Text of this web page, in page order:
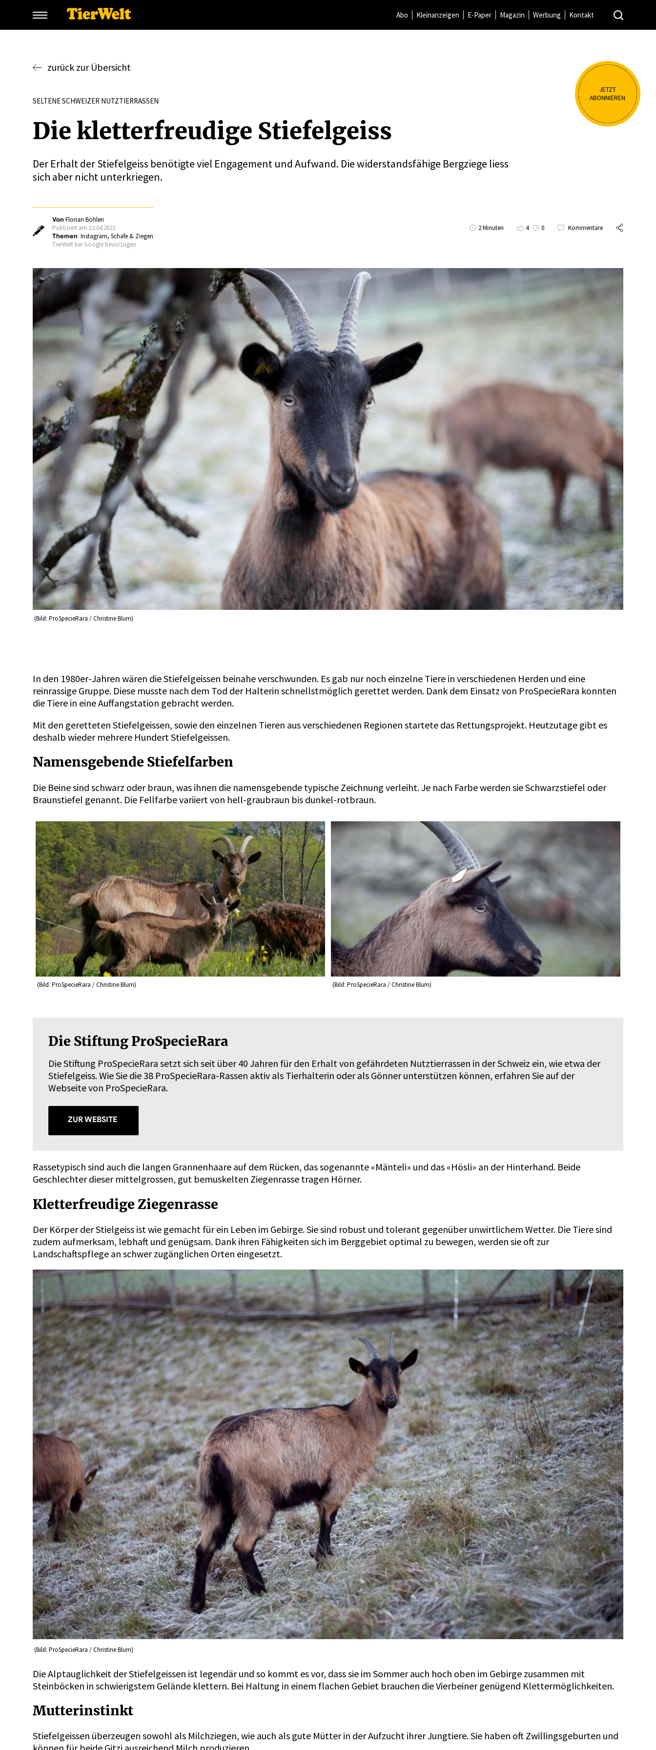
Abo Kleinanzeigen E-Paper Magazin Werbung Kontakt
JETZT
ABONNIEREN
zurück zur Übersicht
SELTENE SCHWEIZER NUTZTIERRASSEN
Die kletter­freudige Stiefel­geiss
Der Erhalt der Stiefelgeiss benötigte viel Engagement und Aufwand. Die widerstandsfähige Bergziege liess
sich aber nicht unterkriegen.
VonFlorian Böhlen
Publiziert am 13.04.2023
Themen Instagram,Schafe & Ziegen
TierWelt bei Google bevorzugen
2 Minuten 4 0 Kommentare
(Bild: ProSpecieRara / Christine Blum)
In den 1980er-Jahren wären die Stiefelgeissen beinahe verschwunden. Es gab nur noch einzelne Tiere in verschiedenen Herden und eine
reinrassige Gruppe. Diese musste nach dem Tod der Halterin schnellstmöglich gerettet werden. Dank dem Einsatz von ProSpecieRara konnten
die Tiere in eine Auffangstation gebracht werden.
Mit den geretteten Stiefelgeissen, sowie den einzelnen Tieren aus verschiedenen Regionen startete das Rettungsprojekt. Heutzutage gibt es
deshalb wieder mehrere Hundert Stiefelgeissen.
Namensgebende Stiefelfarben
Die Beine sind schwarz oder braun, was ihnen die namensgebende typische Zeichnung verleiht. Je nach Farbe werden sie Schwarzstiefel oder
Braunstiefel genannt. Die Fellfarbe variiert von hell-graubraun bis dunkel-rotbraun.
(Bild: ProSpecieRara / Christine Blum) (Bild: ProSpecieRara / Christine Blum)
Die Stiftung ProSpecieRara
Die Stiftung ProSpecieRara setzt sich seit über 40 Jahren für den Erhalt von gefährdeten Nutztierrassen in der Schweiz ein, wie etwa der
Stiefelgeiss. Wie Sie die 38 ProSpecieRara-Rassen aktiv als Tierhalterin oder als Gönner unterstützen können, erfahren Sie auf der
Webseite von ProSpecieRara.
ZUR WEBSITE
Rassetypisch sind auch die langen Grannenhaare auf dem Rücken, das sogenannte «Mänteli» und das «Hösli» an der Hinterhand. Beide
Geschlechter dieser mittelgrossen, gut bemuskelten Ziegenrasse tragen Hörner.
Kletterfreudige Ziegenrasse
Der Körper der Stielgeiss ist wie gemacht für ein Leben im Gebirge. Sie sind robust und tolerant gegenüber unwirtlichem Wetter. Die Tiere sind
zudem aufmerksam, lebhaft und genügsam. Dank ihren Fähigkeiten sich im Berggebiet optimal zu bewegen, werden sie oft zur
Landschaftspflege an schwer zugänglichen Orten eingesetzt.
(Bild: ProSpecieRara / Christine Blum)
Die Alptauglichkeit der Stiefelgeissen ist legendär und so kommt es vor, dass sie im Sommer auch hoch oben im Gebirge zusammen mit
Steinböcken in schwierigstem Gelände klettern. Bei Haltung in einem flachen Gebiet brauchen die Vierbeiner genügend Klettermöglichkeiten.
Mutterinstinkt
Stiefelgeissen überzeugen sowohl als Milchziegen, wie auch als gute Mütter in der Aufzucht ihrer Jungtiere. Sie haben oft Zwillingsgeburten und